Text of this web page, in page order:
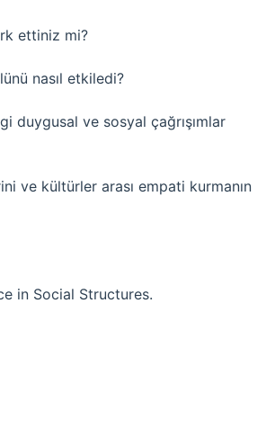
ettiniz mi?
nasıl etkiledi?
duygusal ve sosyal çağrışımlar
ve kültürler arası empati kurmanın
in Social Structures.